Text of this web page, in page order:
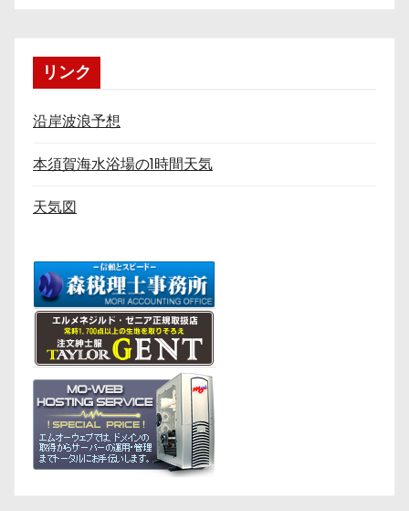
リンク
沿岸波浪予想
本須賀海水浴場の1時間天気
天気図